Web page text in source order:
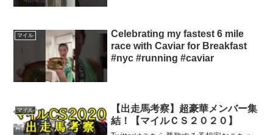
マイル
Celebrating my fastest 6 mile
race with Caviar for Breakfast
#nyc #running #caviar
マイル
【出走馬考察】超豪華メンバー集
結！【マイルＣＳ２０２０】